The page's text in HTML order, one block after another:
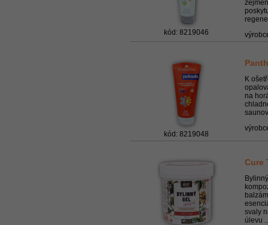
kód: 8219046
kód: 8219048
K
na
Cure
svaly
úlevu